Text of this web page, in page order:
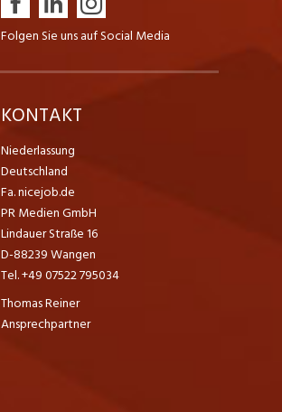
Folgen Sie uns auf Social Media
KONTAKT
Niederlassung
Deutschland
Fa. nicejob.de
PR Medien GmbH
Lindauer Straße 16
D-88239 Wangen
Tel. +49 07522 795034
Thomas Reiner
Ansprechpartner